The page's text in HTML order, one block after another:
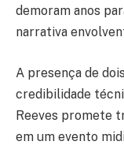
demoram anos
narrativa
A presença de
credibilidade
Reeves promete
em um evento